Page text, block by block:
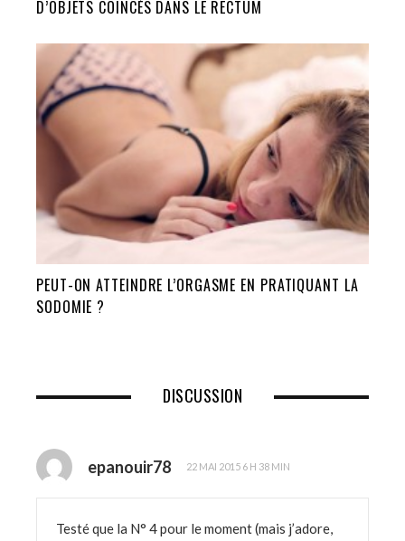
D’OBJETS COINCÉS DANS LE RECTUM
PEUT-ON ATTEINDRE L’ORGASME EN PRATIQUANT LA
SODOMIE ?
DISCUSSION
epanouir78 22 MAI 2015 6 H 38 MIN
Testé que la N° 4 pour le moment (mais j’adore,